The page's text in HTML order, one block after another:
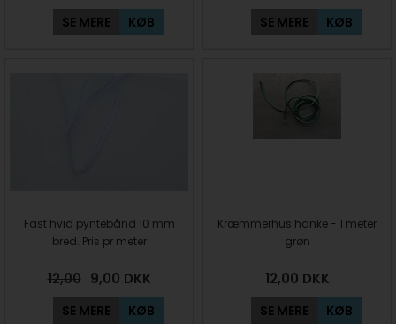
SE MERE KØB SE MERE KØB
Fast hvid pyntebånd 10 mm
bred. Pris pr meter
12,00 9,00 DKK
SE MERE KØB
Kræmmerhus hanke - 1 meter
grøn
12,00 DKK
SE MERE KØB